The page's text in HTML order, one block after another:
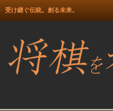
受け継ぐ伝統。創る未来。